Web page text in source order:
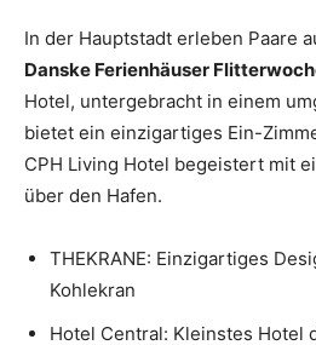
In der Hauptstadt erleben Paare
Danske Ferienhäuser
Hotel, untergebracht in einem
bietet ein einzigartiges Ein-
CPH Living Hotel begeistert mit
über den Hafen.
THEKRANE: Einzigartiges
Kohlekran
Hotel Central: Kleinstes Hotel